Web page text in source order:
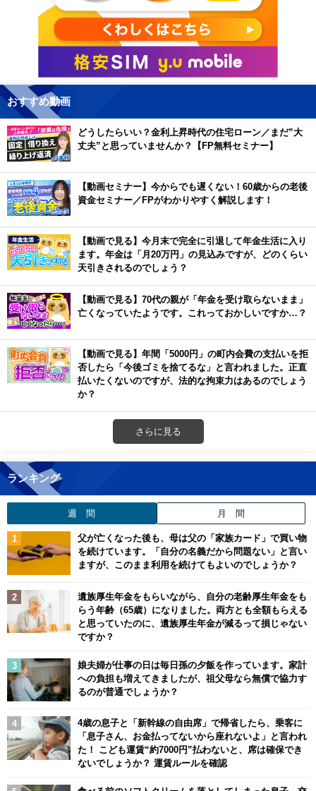
おすすめ動画
どうしたらいい？金利上昇時代の住宅ローン／まだ”大
丈夫”と思っていませんか？【FP無料セミナー】
【動画セミナー】今からでも遅くない！60歳からの老後
資金セミナー／FPがわかりやすく解説します！
【動画で見る】今月末で完全に引退して年金生活に入り
ます。年金は「月20万円」の見込みですが、どのくらい
天引きされるのでしょう？
【動画で見る】70代の親が「年金を受け取らないまま」
亡くなっていたようです。これっておかしいですか…？
【動画で見る】年間「5000円」の町内会費の支払いを拒
否したら「今後ゴミを捨てるな」と言われました。正直
払いたくないのですが、法的な拘束力はあるのでしょう
か？
さらに見る
ランキング
週 間 月 間
父が亡くなった後も、母は父の「家族カード」で買い物
を続けています。「自分の名義だから問題ない」と言い
ますが、このまま利用を続けてもよいのでしょうか？
遺族厚生年金をもらいながら、自分の老齢厚生年金をも
らう年齢（65歳）になりました。両方とも全額もらえる
と思っていたのに、遺族厚生年金が減るって損じゃない
ですか？
娘夫婦が仕事の日は毎日孫の夕飯を作っています。家計
への負担も増えてきましたが、祖父母なら無償で協力す
るのが普通でしょうか？
4歳の息子と「新幹線の自由席」で帰省したら、乗客に
「息子さん、お金払ってないから座れないよ」と言われ
た！ こども運賃“約7000円”払わないと、席は確保でき
ないでしょうか？ 運賃ルールを確認